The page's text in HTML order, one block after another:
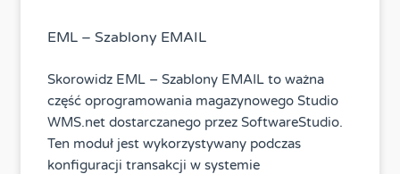
EML – Szablony EMAIL
Skorowidz EML – Szablony EMAIL to ważna
część oprogramowania magazynowego Studio
WMS.net dostarczanego przez SoftwareStudio.
Ten moduł jest wykorzystywany podczas
konfiguracji transakcji w systemie